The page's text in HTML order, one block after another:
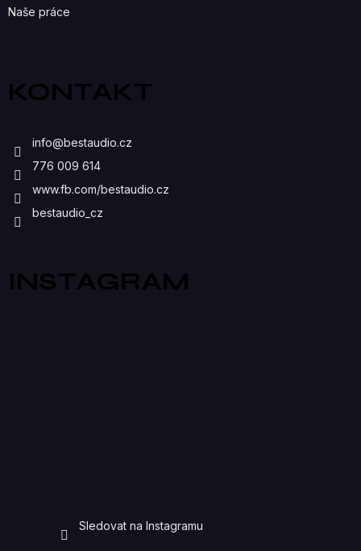
Naše práce
KONTAKT
info@bestaudio.cz
776 009 614
www.fb.com/bestaudio.cz
bestaudio_cz
INSTAGRAM
Sledovat na Instagramu